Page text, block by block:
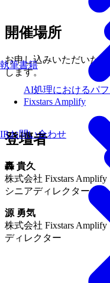
執筆書籍
AI処理におけるパ
Fixstars Amplify
IRお問い合わせ
開催場所
お申し込みいただいた
します。
登壇者
轟 貴久
株式会社 Fixstars Amplify
シニアディレクター
源 勇気
株式会社 Fixstars Amplify
ディレクター